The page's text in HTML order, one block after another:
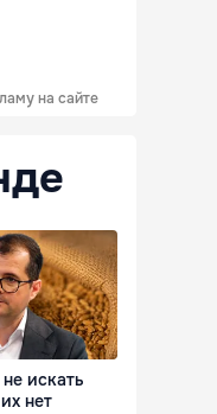
на сайте
искать
нет